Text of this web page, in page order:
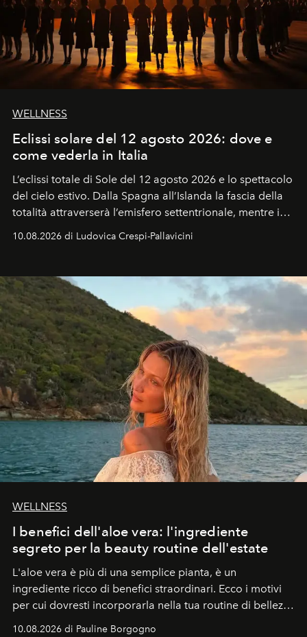
WELLNESS
Eclissi solare del 12 agosto 2026: dove e
come vederla in Italia
L’eclissi totale di Sole del 12 agosto 2026 e lo spettacolo
del cielo estivo. Dalla Spagna all’Islanda la fascia della
totalità attraverserà l’emisfero settentrionale, mentre in
Italia il fenomeno sarà parziale ma particolarmente
spettacolare al Nord. Orari, città favorite e regole per
10.08.2026 di Ludovica Crespi-Pallavicini
WELLNESS
I benefici dell'aloe vera: l'ingrediente
segreto per la beauty routine dell'estate
L'aloe vera è più di una semplice pianta, è un
ingrediente ricco di benefici straordinari. Ecco i motivi
per cui dovresti incorporarla nella tua routine di bellezza
e benessere.
10.08.2026 di Pauline Borgogno